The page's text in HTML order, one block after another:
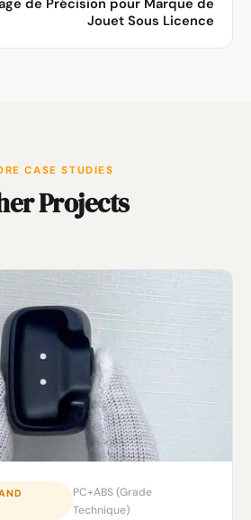
Jouet Sous Licence
CASE STUDIES
Projects
PC+ABS (Grade
Technique)